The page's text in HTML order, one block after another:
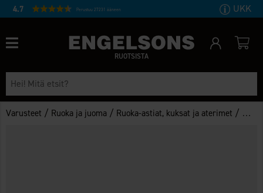
4.7 Perustuu 27231 ääneen UKK
RUOTSISTA
Varusteet / Ruoka ja juoma / Ruoka-astiat, kuksat ja aterimet /